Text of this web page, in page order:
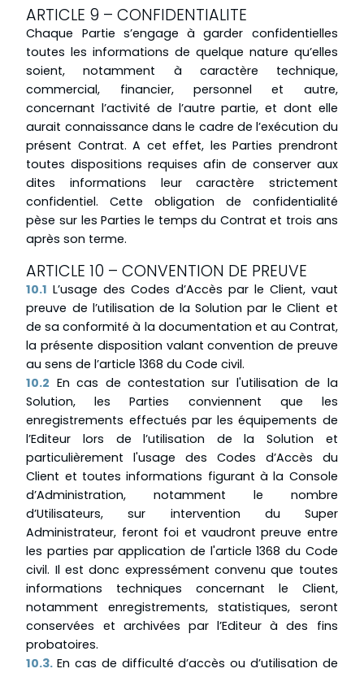
ARTICLE 9 – CONFIDENTIALITE
Chaque Partie s’engage à garder confidentielles
toutes les informations de quelque nature qu’elles
soient, notamment à caractère technique,
commercial, financier, personnel et autre,
concernant l’activité de l’autre partie, et dont elle
aurait connaissance dans le cadre de l’exécution du
présent Contrat. A cet effet, les Parties prendront
toutes dispositions requises afin de conserver aux
dites informations leur caractère strictement
confidentiel. Cette obligation de confidentialité
pèse sur les Parties le temps du Contrat et trois ans
après son terme.
ARTICLE 10 – CONVENTION DE PREUVE
10.1 L’usage des Codes d’Accès par le Client, vaut
preuve de l’utilisation de la Solution par le Client et
de sa conformité à la documentation et au Contrat,
la présente disposition valant convention de preuve
au sens de l’article 1368 du Code civil.
10.2 En cas de contestation sur l'utilisation de la
Solution, les Parties conviennent que les
enregistrements effectués par les équipements de
l’Editeur lors de l’utilisation de la Solution et
particulièrement l'usage des Codes d’Accès du
Client et toutes informations figurant à la Console
d’Administration, notamment le nombre
d’Utilisateurs, sur intervention du Super
Administrateur, feront foi et vaudront preuve entre
les parties par application de l'article 1368 du Code
civil. Il est donc expressément convenu que toutes
informations techniques concernant le Client,
notamment enregistrements, statistiques, seront
conservées et archivées par l’Editeur à des fins
probatoires.
10.3.En cas de difficulté d’accès ou d’utilisation de